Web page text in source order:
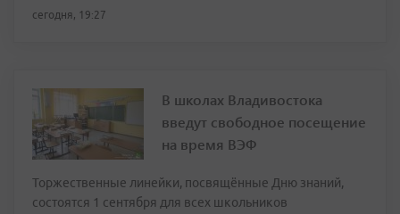
сегодня, 19:27
В школах Владивостока
введут свободное посещение
на время ВЭФ
Торжественные линейки, посвящённые Дню знаний,
состоятся 1 сентября для всех школьников